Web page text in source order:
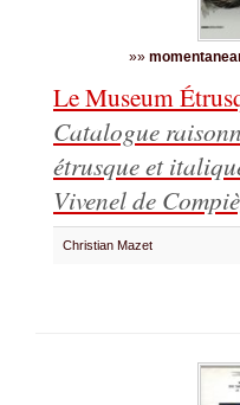
»»
Le Museum
Catalogue
étrusque et
Vivenel de
Christian Mazet